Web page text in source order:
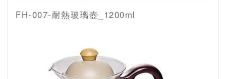
FH-007-耐熱玻璃壺_1200ml